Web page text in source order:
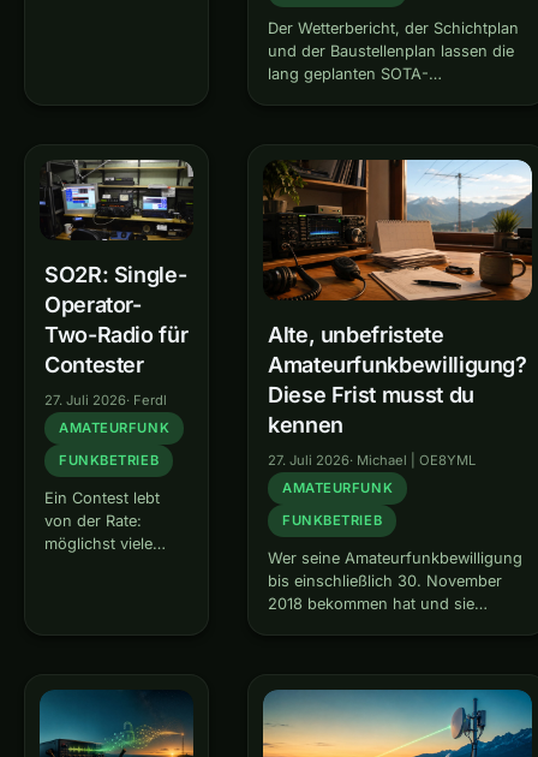
Für den anderen
bin ich gerade kein
Mensch, sondern
ein Datenfeld.
Der Wetterbericht, der Schichtplan
und der Baustellenplan lassen die
lang geplanten SOTA-
endlich wahr werden. Ich kenne
die Gipfeltouren ja, hatte aber vor
20 Jahren noch nicht mit SOTA
begonnen. Haunoldköpfl…
SO2R: Single-
Operator-
Two-Radio für
Contester
27. Juli 2026· Ferdl
AMATEURFUNK
FUNKBETRIEB
Ein Contest lebt
von der Rate:
möglichst viele
Multiplikatoren.
während du CQ
rufst und auf eine
Alte, unbefristete
Amateurfunkbewilligung?
Diese Frist musst du
kennen
27. Juli 2026· Michael | OE8YML
AMATEURFUNK
FUNKBETRIEB
Wer seine Amateurfunkbewilligung
bis einschließlich 30. November
2018 bekommen hat und sie
Stichtag, der sich nach dem
Erteilungsjahr richtet. Wer nichts
tut, steht ohne gültige Bewilligung
da,…